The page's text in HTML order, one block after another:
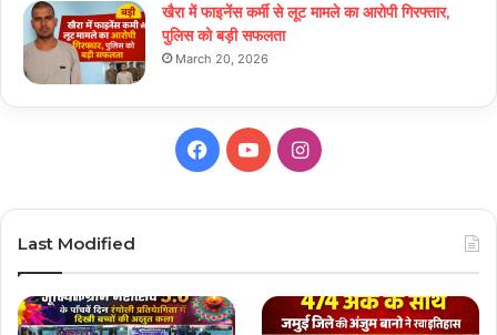
खैरा में फाइनेंस कर्मी से लूट मामले का आरोपी गिरफ्तार,
पुलिस को बड़ी सफलता
March 20, 2026
Facebook
YouTubeInstagram
Last Modified